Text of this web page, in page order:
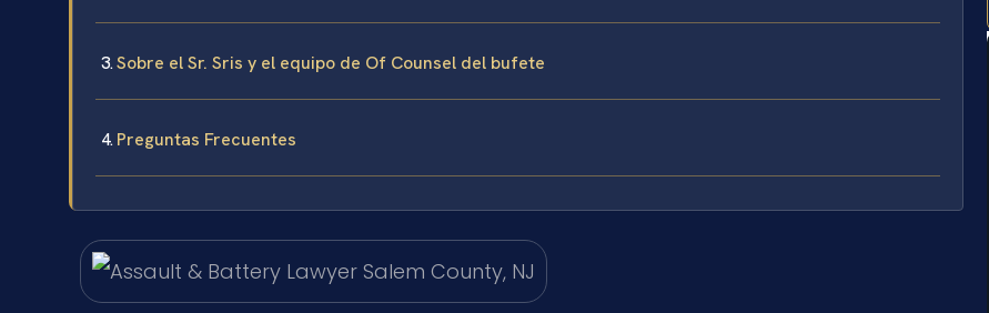
Sobre el Sr. Sris y el equipo de Of Counsel del bufete
Preguntas Frecuentes